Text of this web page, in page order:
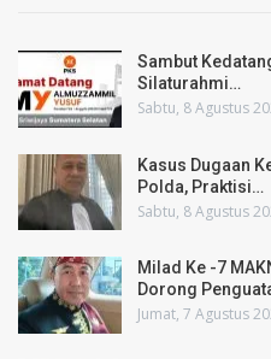
Sambut
Silaturahmi…
Sabtu, 8 Agustus
Kasus Dugaan
Polda, Praktisi…
Sabtu, 8 Agustus
Milad Ke -7
Dorong
Jumat, 7 Agustus